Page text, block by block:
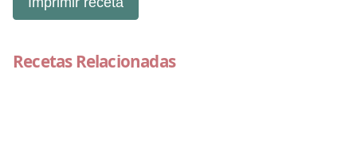
Recetas Relacionadas